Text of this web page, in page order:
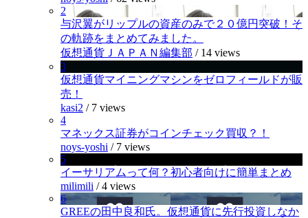
2
与沢翼がリップルの資産のみで２０億円突破！そ
の軌跡をまとめてみました。
仮想通貨ＪＡＰＡＮ編集部 / 14 views
3
仮想通貨マイニングマシンをゼロフィールドが販
売！
kasi2 / 7 views
4
マネックス証券がコインチェック買収？！
noys-yoshi / 7 views
5
イーサリアムって何？初心者向けに簡単まとめ
milimili /4 views
6
GREEの田中良和氏。仮想通貨に先行投資しなか